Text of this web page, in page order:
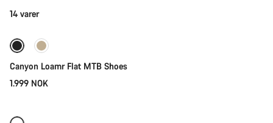
Sykkelsko
terreng,
landevei
og
grus
14 varer
Ny
Canyon Loamr Flat MTB Shoes
1.999 NOK